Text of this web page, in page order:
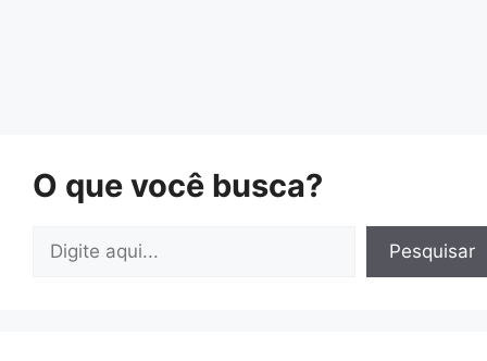
O que você busca?
Pesquisar Pesquisar